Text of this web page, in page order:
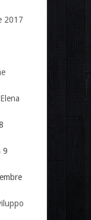
2017
9